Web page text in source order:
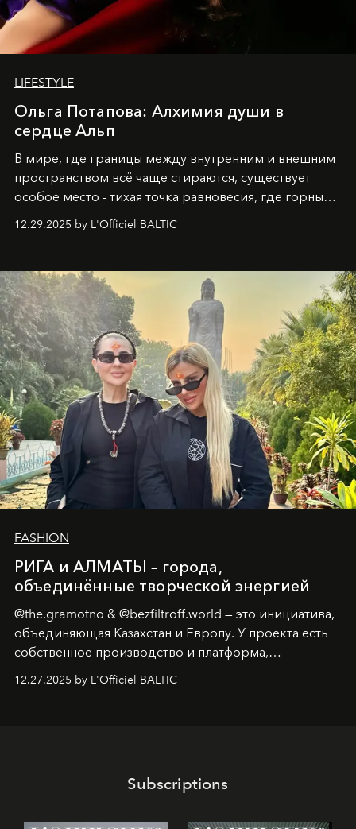
LIFESTYLE
Ольга Потапова: Алхимия души в
сердце Альп
В мире, где границы между внутренним и внешним
пространством всё чаще стираются, существует
особое место - тихая точка равновесия, где горные
вершины Швейцарии встречаются с бездонными
глубинами человеческой души. Здесь, на стыке
Ольга Потапова - женщина, чей путь от поиска
истины превратился в искусство превращения
человеческих кризисов в возможности для
возрождения.
12.29.2025 by L'Officiel BALTIC
FASHION
РИГА и АЛМАТЫ – города,
объединённые творческой энергией
@the.gramotno & @bezfiltroff.world — это инициатива,
объединяющая Казахстан и Европу. У проекта есть
собственное производство и платформа,
предоставляющая возможности, поддержку и
решения для дизайнеров и молодых брендов.
12.27.2025 by L'Officiel BALTIC
Subscriptions